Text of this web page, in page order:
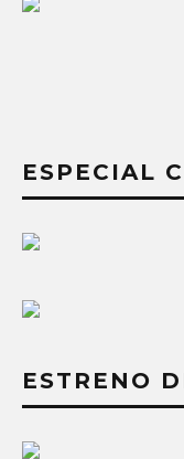
ESPECIAL
ESTRENO